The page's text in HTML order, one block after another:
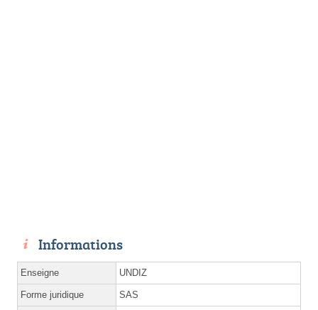
Informations
Enseigne UNDIZ
Forme juridique SAS